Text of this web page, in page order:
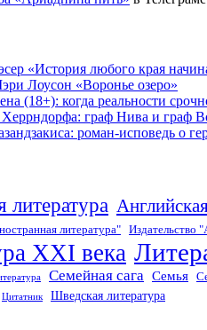
«История любого края
Лоусон «Воронье озеро»
(18+): когда реальности
граф Нива и граф
роман-исповедь о
литература
литература" Издательство
XXI века
Семейная сага Семья
Цитатник Шведская литература